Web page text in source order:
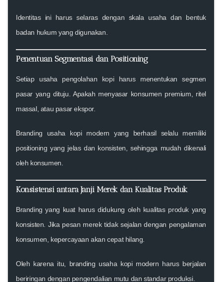
Identitas ini harus selaras dengan skala usaha dan bentuk
badan hukum yang digunakan.
Penentuan Segmentasi dan Positioning
Setiap usaha pengolahan kopi harus menentukan segmen
pasar yang dituju. Apakah menyasar konsumen premium, ritel
massal, atau pasar ekspor.
Branding usaha kopi modern yang berhasil selalu memiliki
positioning yang jelas dan konsisten, sehingga mudah dikenali
oleh konsumen.
Konsistensi antara Janji Merek dan Kualitas Produk
Branding yang kuat harus didukung oleh kualitas produk yang
konsisten. Jika pesan merek tidak sejalan dengan pengalaman
konsumen, kepercayaan akan cepat hilang.
Oleh karena itu, branding usaha kopi modern harus berjalan
beriringan dengan pengendalian mutu dan standar produksi.